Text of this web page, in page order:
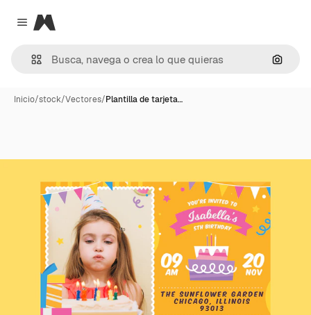
Close menu
Magnific
Inicio/stock/Vectores/Plantilla de tarjeta…